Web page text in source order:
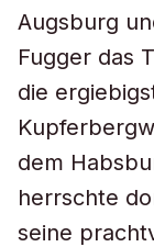
Augsburg
Fugger das
die
dem
herrschte
seine